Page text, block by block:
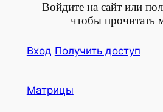
Войдите на сайт или
чтобы прочитать
Вход Полу­чить доступ
Матрицы